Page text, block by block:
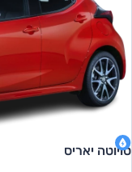
טויוטה יאריס